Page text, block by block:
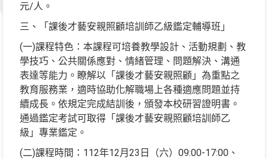
元/人。
三、「課後才藝安親照顧培訓師乙級鑑定輔導班」
(一)課程特色：本課程可培養教學設計、活動規劃、教
學技巧、公共關係應對、情緒管理、問題解決、溝通
表達等能力。瞭解以「課後才藝安親照顧」為重點之
教育服務業，適時協助化解職場上各種適應問題並持
續成長。依規定完成結訓後，頒發本校研習證明書。
通過鑑定考試可取得「課後才藝安親照顧培訓師乙
級」專業鑑定。
(二)課程時間：112年12月23日（六）09:00-17:00、